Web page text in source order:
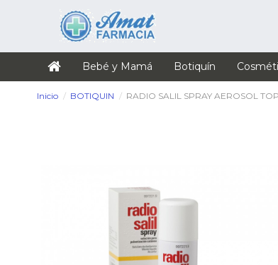
Bebé y Mamá Botiquín
Inicio BOTIQUIN RADIO SALIL SPRAY AEROSOL